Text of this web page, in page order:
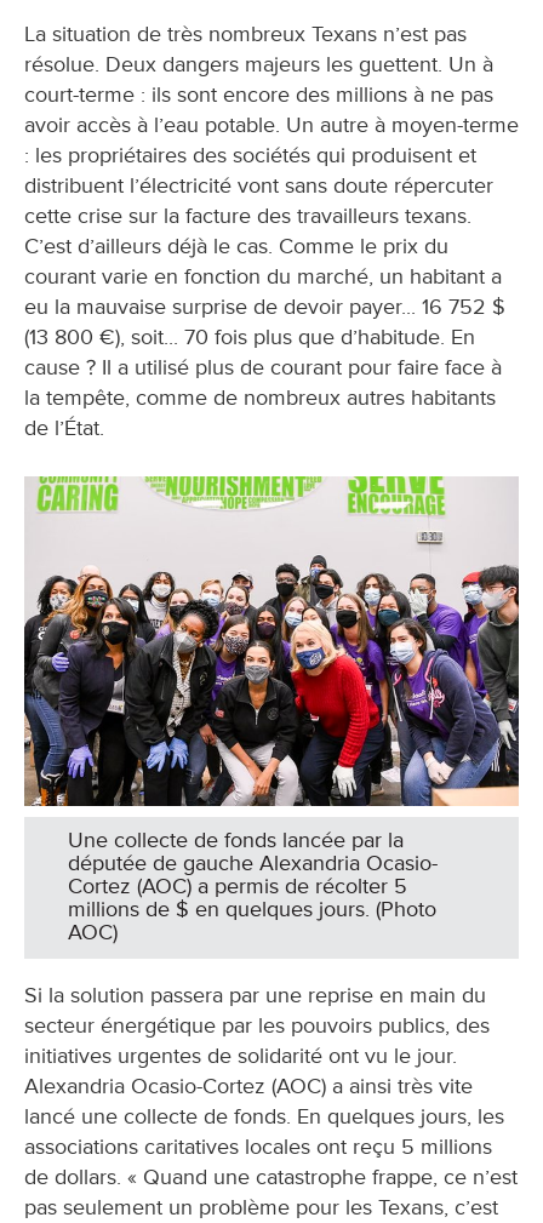
La situation de très nombreux Texans n’est pas
résolue. Deux dangers majeurs les guettent. Un à
court-terme : ils sont encore des millions à ne pas
avoir accès à l’eau potable. Un autre à moyen-terme
: les propriétaires des sociétés qui produisent et
distribuent l’électricité vont sans doute répercuter
cette crise sur la facture des travailleurs texans.
C’est d’ailleurs déjà le cas. Comme le prix du
courant varie en fonction du marché, un habitant a
eu la mauvaise surprise de devoir payer... 16 752 $
(13 800 €), soit... 70 fois plus que d’habitude. En
cause ? Il a utilisé plus de courant pour faire face à
la tempête, comme de nombreux autres habitants
de l’État.
Une collecte de fonds lancée par la
députée de gauche Alexandria Ocasio-
Cortez (AOC) a permis de récolter 5
millions de $ en quelques jours. (Photo
AOC)
Si la solution passera par une reprise en main du
secteur énergétique par les pouvoirs publics, des
initiatives urgentes de solidarité ont vu le jour.
Alexandria Ocasio-Cortez (AOC) a ainsi très vite
lancé une collecte de fonds. En quelques jours, les
associations caritatives locales ont reçu 5 millions
de dollars. « Quand une catastrophe frappe, ce n’est
pas seulement un problème pour les Texans, c’est